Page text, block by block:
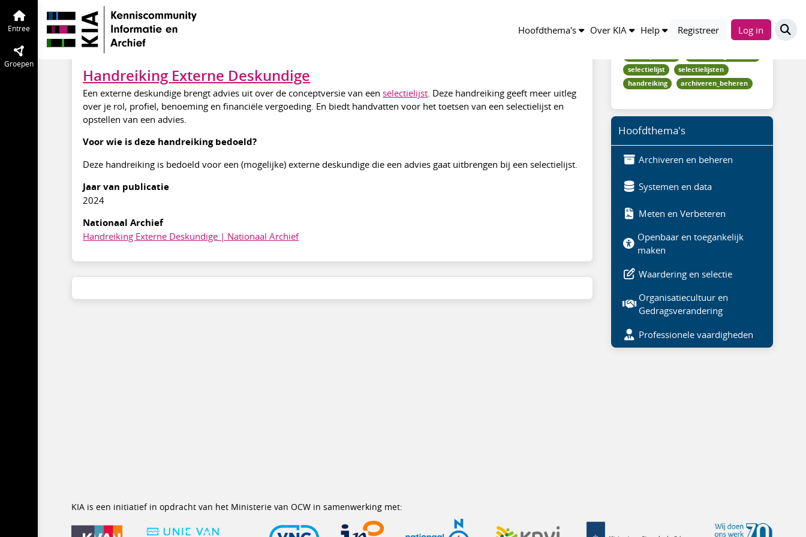
Hoofdthema's Over KIA Help Registreer Log in
Entree
Groepen
KIA Kennisbank Entree
Externe Deskundige | handreiking
nov 2025
Handreiking Externe Deskundige
Een externe deskundige brengt advies uit over de conceptversie van eenselectielijst . Deze handreiking geeft meer uitleg
over je rol, profiel, benoeming en financiële vergoeding. En biedt handvatten voor het toetsen van een selectielijst en
opstellen van een advies.
Voor wie is deze handreiking bedoeld?
Deze handreiking is bedoeld voor een (mogelijke) externe deskundige die een advies gaat uitbrengen bij een selectielijst.
Jaar van publicatie
2024
Nationaal Archief
Handreiking Externe Deskundige | Nationaal Archief
selectielijst
selectielijsten
handreiking
archiveren_beheren
Hoofdthema's
Archiveren en beheren
Systemen en data
Meten en Verbeteren
Openbaar en toegankelijk
maken
Waardering en selectie
Organisatiecultuur en
Gedragsverandering
Professionele vaardigheden
KIA is een initiatief in opdracht van het Ministerie van OCW in samenwerking met: